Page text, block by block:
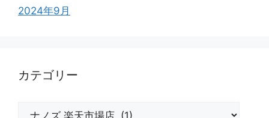
2024年9月
カテゴリー